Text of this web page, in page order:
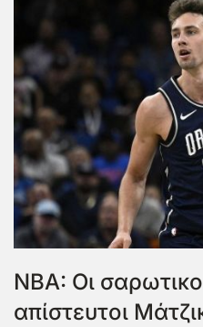
NBA: Οι
απίστευτοι